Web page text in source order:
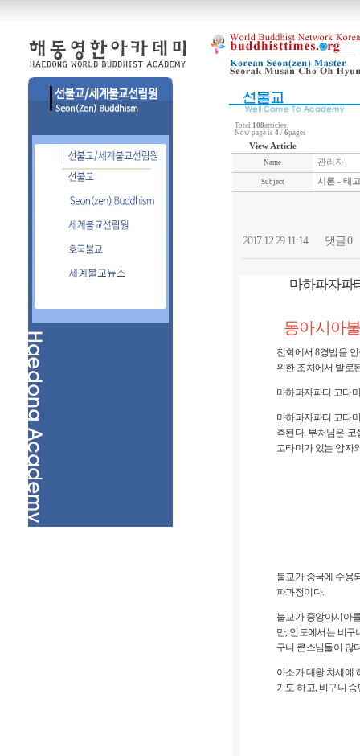
Total 108articles,
Now page is 4 / 6pages
View Article
Name 관리자
Subject 시론 - 태
2017.12.29 11:14 댓글 0
마하파자파
동아시아
전회에서 8경법을
위한 조처에서 발로
마하파자파티 고타
마하파자파티 고타
측된다. 부처님은
고타미가 있는 암자
불교가 중국에 수용
파과정이다.
불교가 중앙아시아
만, 인도에서는 비구
구니 큰스님들이 많
아소카 대왕 치세에
기도 하고, 비구니